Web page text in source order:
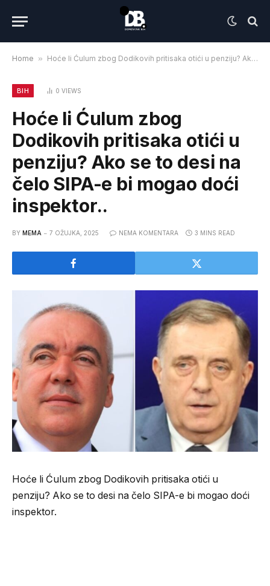
Home » Hoće li Ćulum zbog Dodikovih pritisaka otići u penziju? Ako se to desi na čelo SIPA-e bi mogao doći inspektor..
BIH 0 VIEWS
Hoće li Ćulum zbog
Dodikovih pritisaka otići u
penziju? Ako se to desi na
čelo SIPA-e bi mogao doći
inspektor..
BY MEMA 7 OŽUJKA, 2025 NEMA KOMENTARA 3 MINS READ
Hoće li Ćulum zbog Dodikovih pritisaka otići u
penziju? Ako se to desi na čelo SIPA-e bi mogao doći
inspektor.